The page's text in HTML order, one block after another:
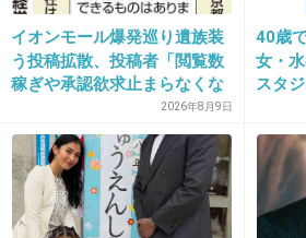
なかなか産まれないのもかな
周りからのまだ？のプレッシ
た。
20. 匿名2016/01/24(日) 12:53:37
イオンモール爆発巡り遺族装
う投稿拡散、投稿者「閲覧数
稼ぎや承認欲求止まらなくな
2026年8月9日
40歳
女・
スタ
い」